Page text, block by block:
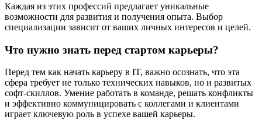
Каждая из этих профессий предлагает уникальные
возможности для развития и получения опыта. Выбор
специализации зависит от ваших личных интересов и целей.
Что нужно знать перед стартом карьеры?
Перед тем как начать карьеру в IT, важно осознать, что эта
сфера требует не только технических навыков, но и развитых
софт-скиллов. Умение работать в команде, решать конфликты
и эффективно коммуницировать с коллегами и клиентами
играет ключевую роль в успехе вашей карьеры.